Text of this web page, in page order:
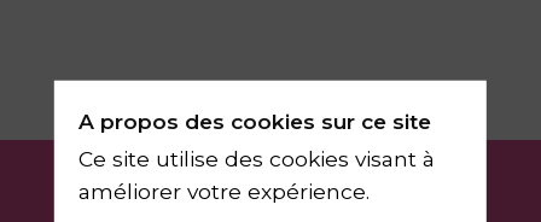
A propos des cookies sur ce site
Ce site utilise des cookies visant à
améliorer votre expérience.